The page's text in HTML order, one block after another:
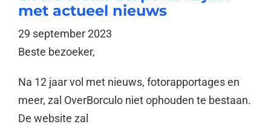
met actueel nieuws
29 september 2023
Beste bezoeker,
Na 12 jaar vol met nieuws, fotorapportages en
meer, zal OverBorculo niet ophouden te bestaan.
De website zal